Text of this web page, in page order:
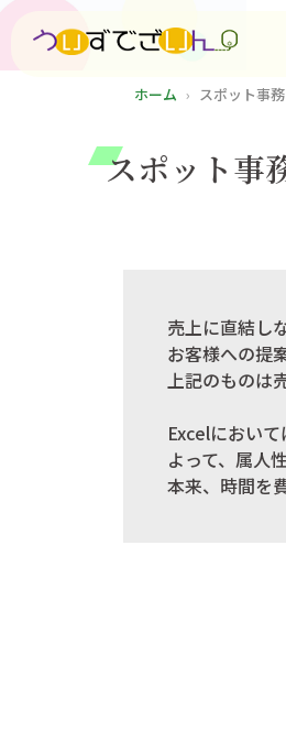
ホーム スポット事務
図形スポット事
売上に直結し
お客様への提
上記のものは
Excelにおい
よって、属人
本来、時間を